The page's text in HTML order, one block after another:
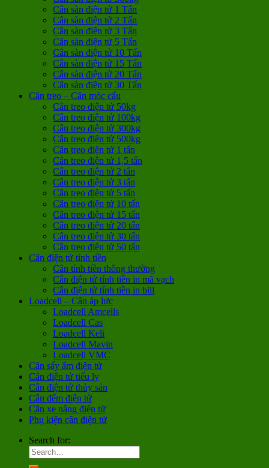
Cân sàn điện tử 1 Tấn
Cân sàn điện tử 2 Tấn
Cân sàn điện tử 3 Tấn
Cân sàn điện tử 5 Tấn
Cân sàn điện tử 10 Tấn
Cân sàn điện tử 15 Tấn
Cân sàn điện tử 20 Tấn
Cân sàn điện tử 30 Tấn
Cân treo – Cân móc cẩu
Cân treo điện tử 50kg
Cân treo điện tử 100kg
Cân treo điện tử 300kg
Cân treo điện tử 500kg
Cân treo điện tử 1 tấn
Cân treo điện tử 1,5 tấn
Cân treo điện tử 2 tấn
Cân treo điện tử 3 tấn
Cân treo điện tử 5 tấn
Cân treo điện tử 10 tấn
Cân treo điện tử 15 tấn
Cân treo điện tử 20 tấn
Cân treo điện tử 30 tấn
Cân treo điện tử 50 tấn
Cân điện tử tính tiền
Cân tính tiền thông thường
Cân điện tử tính tiền in mã vạch
Cân điện tử tính tiền in bill
Loadcell – Cân áp lực
Loadcell Amcells
Loadcell Cas
Loadcell Keli
Loadcell Mavin
Loadcell VMC
Cân sấy ẩm điện tử
Cân điện tử tiểu ly
Cân điện tử thủy sản
Cân đếm điện tử
Cân xe nâng điện tử
Phụ kiện cân điện tử
Search for: